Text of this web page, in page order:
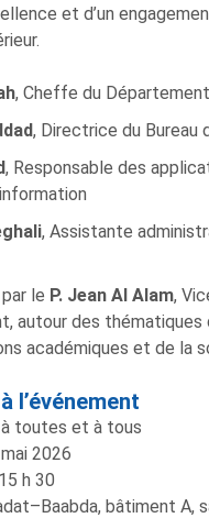
et d’un
, Cheffe du
, Directrice du Bureau
, Responsable des
, Assistante
le P. Jean Al Alam,
autour des
académiques et de la
l’événement
toutes et à tous
2026
h 30
bâtiment A,